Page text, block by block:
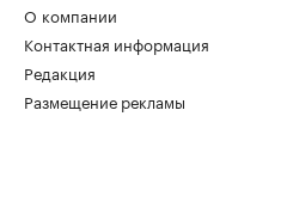
О компании
Контактная информация
Редакция
Размещение рекламы